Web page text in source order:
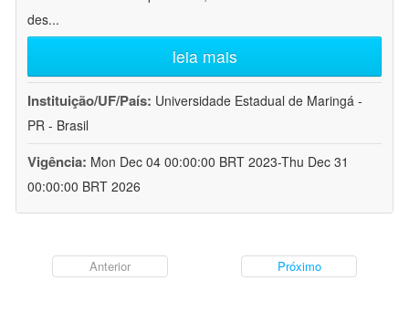
des...
leia mais
Instituição/UF/País: Universidade Estadual de Maringá -
PR - Brasil
Vigência: Mon Dec 04 00:00:00 BRT 2023-Thu Dec 31
00:00:00 BRT 2026
Anterior Próximo